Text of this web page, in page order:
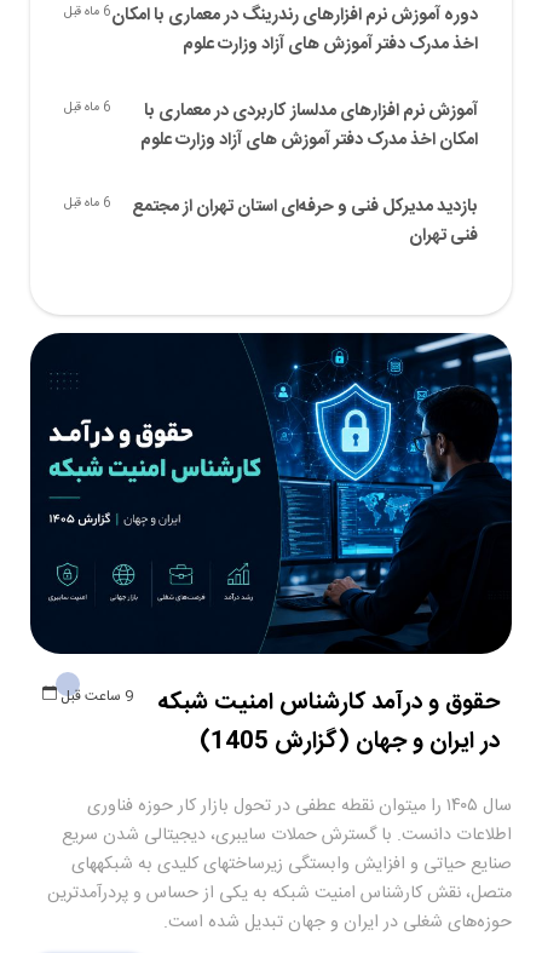
دوره آموزش نرم افزارهای رندرینگ در معماری با امکان
اخذ مدرک دفتر آموزش های آزاد وزارت علوم
6 ماه قبل
آموزش نرم افزارهای مدلساز کاربردی در معماری با
امکان اخذ مدرک دفتر آموزش های آزاد وزارت علوم
6 ماه قبل
بازدید مدیرکل فنی و حرفه‌ای استان تهران از مجتمع
فنی تهران
6 ماه قبل
حقوق و درآمد کارشناس امنیت شبکه
در ایران و جهان (گزارش 1405)
9 ساعت قبل
سال ۱۴۰۵ را میتوان نقطه عطفی در تحول بازار کار حوزه فناوری
اطلاعات دانست. با گسترش حملات سایبری، دیجیتالی شدن سریع
صنایع حیاتی و افزایش وابستگی زیرساختهای کلیدی به شبکههای
متصل، نقش کارشناس امنیت شبکه به یکی از حساس و پردرآمدترین
حوزه‌های شغلی در ایران و جهان تبدیل شده است.